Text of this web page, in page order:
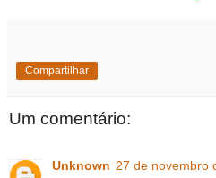
Compartilhar
Um comentário:
Unknown 27 de novembro